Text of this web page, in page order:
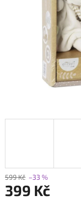
599 Kč –33 %
399 Kč